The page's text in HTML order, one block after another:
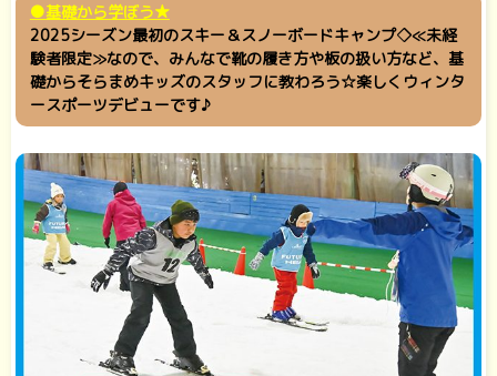
●基礎から学ぼう★
2025シーズン最初のスキー＆スノーボードキャンプ◇≪未経
験者限定≫なので、みんなで靴の履き方や板の扱い方など、基
礎からそらまめキッズのスタッフに教わろう☆楽しくウィンタ
ースポーツデビューです♪